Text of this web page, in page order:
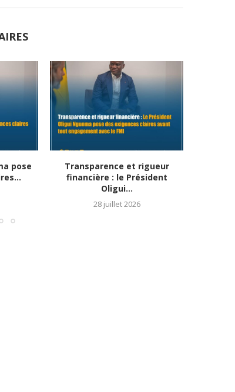
pose
Transparence et rigueur
financière : le Président
Oligui...
28 juillet 2026